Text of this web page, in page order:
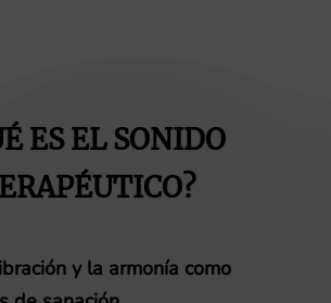
ES EL SONIDO
y la armonía como